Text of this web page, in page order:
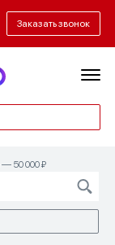
Заказать звонок
— 50 000 ₽